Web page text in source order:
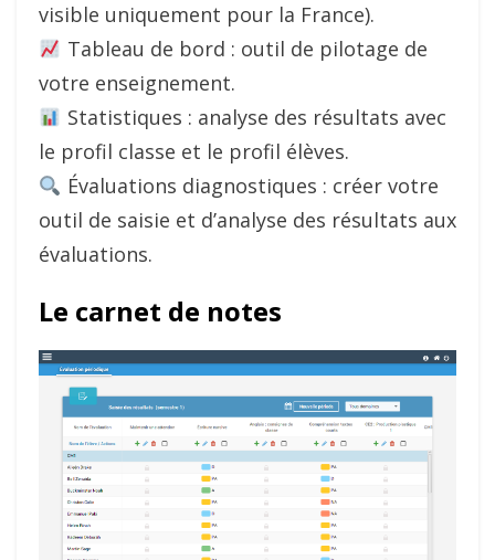
visible uniquement pour la France).
Tableau de bord : outil de pilotage de
votre enseignement.
Statistiques : analyse des résultats avec
le profil classe et le profil élèves.
Évaluations diagnostiques : créer votre
outil de saisie et d’analyse des résultats aux
évaluations.
Le carnet de notes